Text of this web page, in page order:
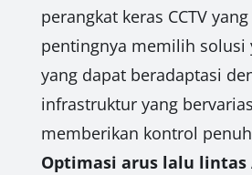
perangkat keras CCTV
pentingnya memilih solusi
yang dapat beradaptasi
infrastruktur yang
memberikan kontrol
Optimasi arus lalu lintas